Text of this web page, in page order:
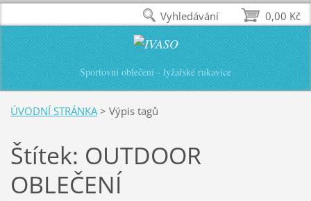
Sportovní oblečení - lyžařské rukavice
ÚVODNÍ STRÁNKA > Výpis tagů
Štítek: OUTDOOR
OBLEČENÍ
0,00 Kč
Vyhledávání